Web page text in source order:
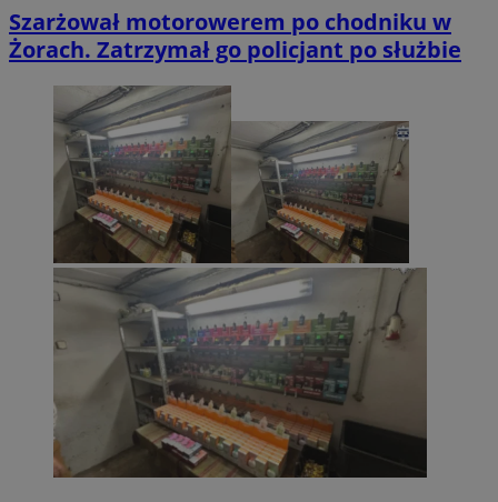
Szarżował motorowerem po chodniku w
Żorach. Zatrzymał go policjant po służbie